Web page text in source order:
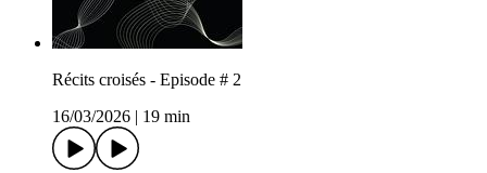
Récits croisés - Episode # 2
16/03/2026
19 min